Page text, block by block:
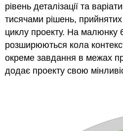
рівень деталізації та
тисячами рішень,
циклу проекту. На малюнку
розширюються кола
окреме завдання в межах
додає проекту свою